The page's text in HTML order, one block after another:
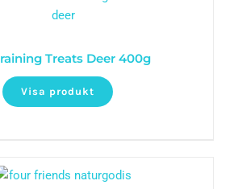
Treats Deer 400g
Visa produkt